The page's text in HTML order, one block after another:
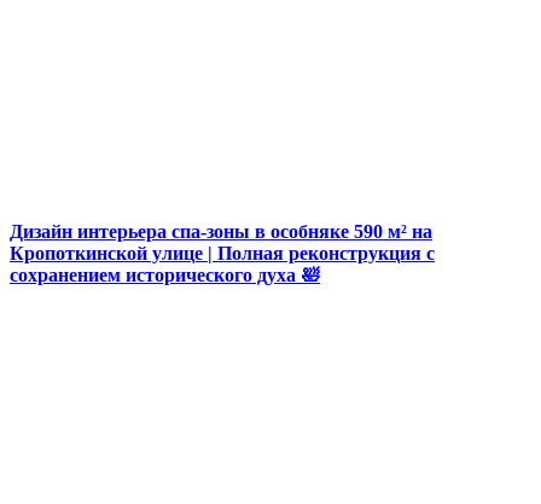
Дизайн интерьера спа-зоны в особняке 590 м² на
Кропоткинской улице | Полная реконструкция с
сохранением исторического духа 🛀